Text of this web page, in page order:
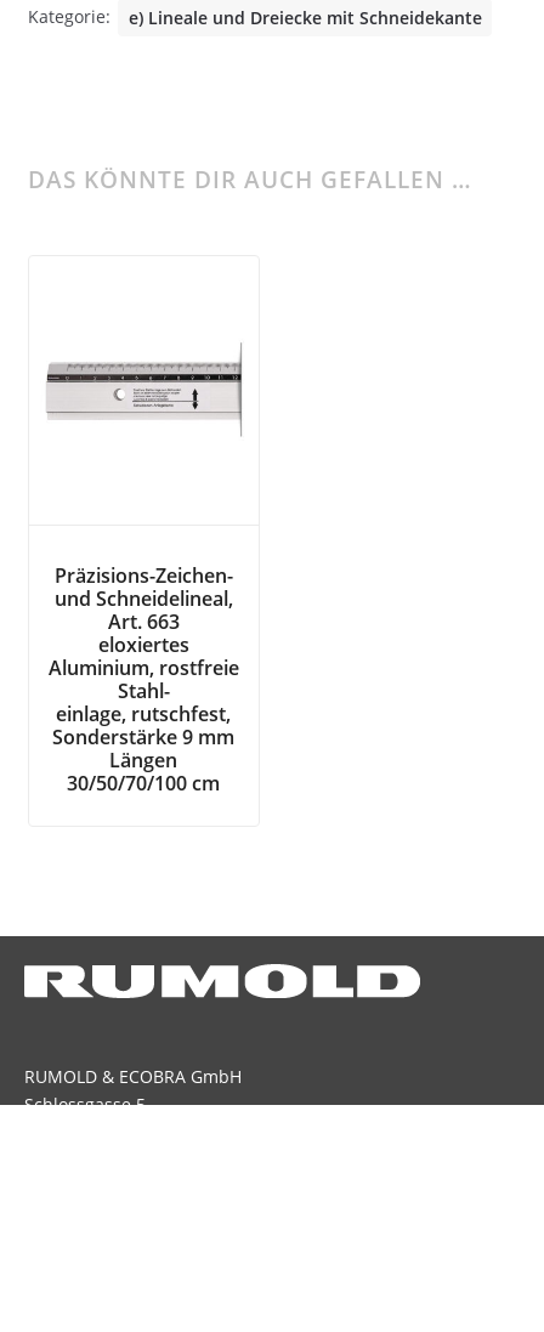
Kategorie:
e) Lineale und Dreiecke mit Schneidekante
DAS KÖNNTE DIR AUCH GEFALLEN …
Präzisions-Zeichen-
und Schneidelineal,
Art. 663
eloxiertes
Aluminium, rostfreie
Stahl-
einlage, rutschfest,
Sonderstärke 9 mm
Längen
30/50/70/100 cm
RUMOLD & ECOBRA GmbH
Schlossgasse 5